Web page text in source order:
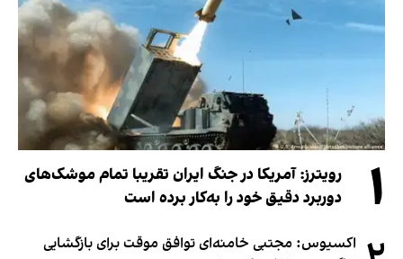
۱
رویترز: آمریکا در جنگ ایران تقریبا تمام موشک‌های
دوربرد دقیق خود را به‌کار برده است
اکسیوس: مجتبی خامنه‌ای توافق موقت برای بازگشایی